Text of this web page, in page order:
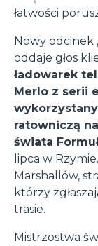
łatwości
Nowy odcinek
oddaje głos
ładowarek
Merlo z serii
ratowniczą
świata
lipca w
Marshallów,
którzy
trasie.
Mistrzostwa